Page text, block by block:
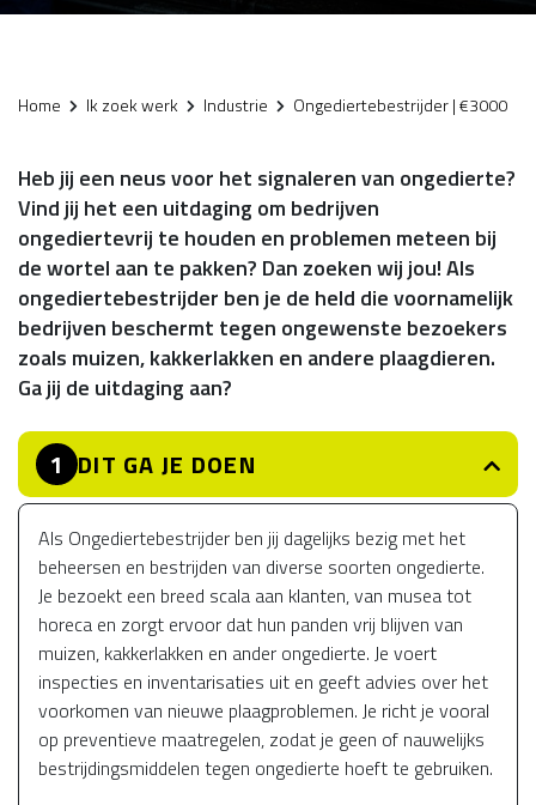
Home Ik zoek werk Industrie Ongediertebestrijder | €3000
Heb jij een neus voor het signaleren van ongedierte?
Vind jij het een uitdaging om bedrijven
ongediertevrij te houden en problemen meteen bij
de wortel aan te pakken? Dan zoeken wij jou! Als
ongediertebestrijder ben je de held die voornamelijk
bedrijven beschermt tegen ongewenste bezoekers
zoals muizen, kakkerlakken en andere plaagdieren.
Ga jij de uitdaging aan?
1 DIT GA JE DOEN
Als Ongediertebestrijder ben jij dagelijks bezig met het
beheersen en bestrijden van diverse soorten ongedierte.
Je bezoekt een breed scala aan klanten, van musea tot
horeca en zorgt ervoor dat hun panden vrij blijven van
muizen, kakkerlakken en ander ongedierte. Je voert
inspecties en inventarisaties uit en geeft advies over het
voorkomen van nieuwe plaagproblemen. Je richt je vooral
op preventieve maatregelen, zodat je geen of nauwelijks
bestrijdingsmiddelen tegen ongedierte hoeft te gebruiken.